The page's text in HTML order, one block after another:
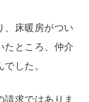
、床暖房がつい
たところ、仲介
した。
求ではありま